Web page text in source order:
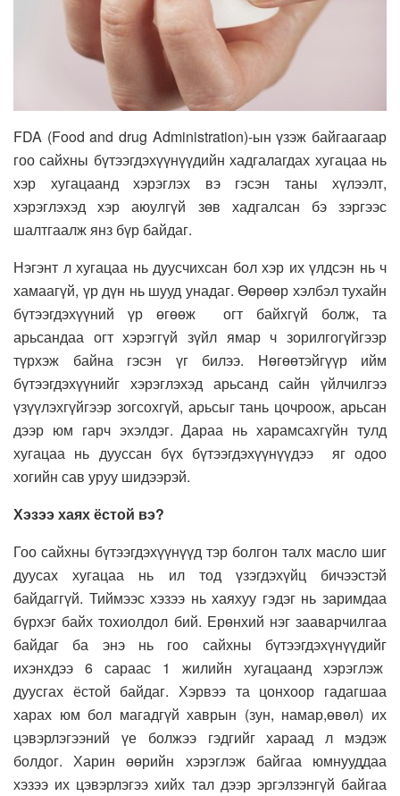
FDA (Food and drug Administration)-ын үзэж байгаагаар
гоо сайхны бүтээгдэхүүнүүдийн хадгалагдах хугацаа нь
хэр хугацаанд хэрэглэх вэ гэсэн таны хүлээлт,
хэрэглэхэд хэр аюулгүй зөв хадгалсан бэ зэргээс
шалтгаалж янз бүр байдаг.
Нэгэнт л хугацаа нь дуусчихсан бол хэр их үлдсэн нь ч
хамаагүй, үр дүн нь шууд унадаг. Өөрөөр хэлбэл тухайн
бүтээгдэхүүний үр өгөөж огт байхгүй болж, та
арьсандаа огт хэрэггүй зүйл ямар ч зорилгогүйгээр
түрхэж байна гэсэн үг билээ. Нөгөөтэйгүүр ийм
бүтээгдэхүүнийг хэрэглэхэд арьсанд сайн үйлчилгээ
үзүүлэхгүйгээр зогсохгүй, арьсыг тань цочроож, арьсан
дээр юм гарч эхэлдэг. Дараа нь харамсахгүйн тулд
хугацаа нь дууссан бүх бүтээгдэхүүнүүдээ яг одоо
хогийн сав уруу шидээрэй.
Хэзээ хаях ёстой вэ?
Гоо сайхны бүтээгдэхүүнүүд тэр болгон талх масло шиг
дуусах хугацаа нь ил тод үзэгдэхүйц бичээстэй
байдаггүй. Тиймээс хэзээ нь хаяхуу гэдэг нь заримдаа
бүрхэг байх тохиолдол бий. Ерөнхий нэг зааварчилгаа
байдаг ба энэ нь гоо сайхны бүтээгдэхүнүүдийг
ихэнхдээ 6 сараас 1 жилийн хугацаанд хэрэглэж
дуусгах ёстой байдаг. Хэрвээ та цонхоор гадагшаа
харах юм бол магадгүй хаврын (зун, намар,өвөл) их
цэвэрлэгээний үе болжээ гэдгийг хараад л мэдэж
болдог. Харин өөрийн хэрэглэж байгаа юмнууддаа
хэзээ их цэвэрлэгээ хийх тал дээр эргэлзэнгүй байгаа